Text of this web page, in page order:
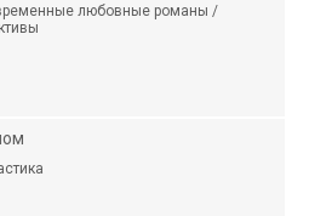
любовные романы /